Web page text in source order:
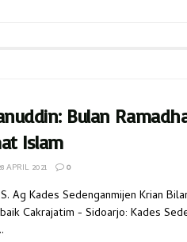
Bulan
Islam
APRIL 2021 0
Ag Kades Sedenganmijen Krian
Cakrajatim - Sidoarjo: Kades